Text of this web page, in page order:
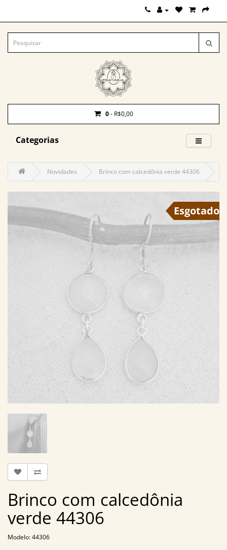
0- R$0,00
Categorias
Novidades Brinco com calcedônia verde 44306
Brinco com calcedônia
verde 44306
Modelo: 44306